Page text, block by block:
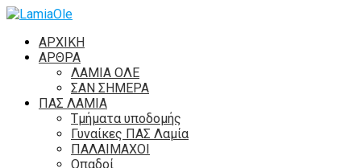
ΑΡΧΙΚΗ
ΑΡΘΡΑ
ΛΑΜΙΑ ΟΛΕ
ΣΑΝ ΣΗΜΕΡΑ
ΠΑΣ ΛΑΜΙΑ
Τμήματα υποδομής
Γυναίκες ΠΑΣ Λαμία
ΠΑΛΑΙΜΑΧΟΙ
Οπαδοί